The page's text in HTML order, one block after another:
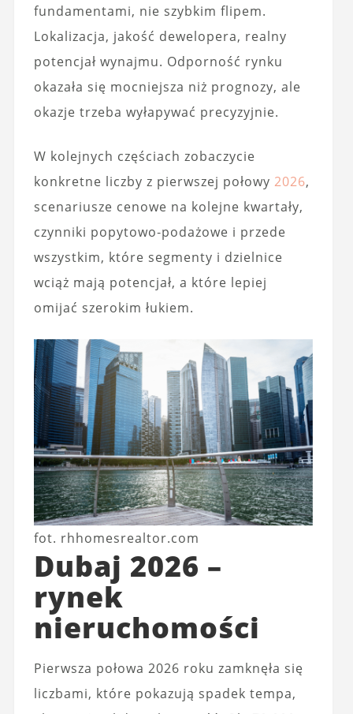
fundamentami, nie szybkim flipem.
Lokalizacja, jakość dewelopera, realny
potencjał wynajmu. Odporność rynku
okazała się mocniejsza niż prognozy, ale
okazje trzeba wyłapywać precyzyjnie.
W kolejnych częściach zobaczycie
konkretne liczby z pierwszej połowy 2026,
scenariusze cenowe na kolejne kwartały,
czynniki popytowo‑podażowe i przede
wszystkim, które segmenty i dzielnice
wciąż mają potencjał, a które lepiej
omijać szerokim łukiem.
fot. rhhomesrealtor.com
Dubaj 2026 –
rynek
nieruchomości
Pierwsza połowa 2026 roku zamknęła się
liczbami, które pokazują spadek tempa,